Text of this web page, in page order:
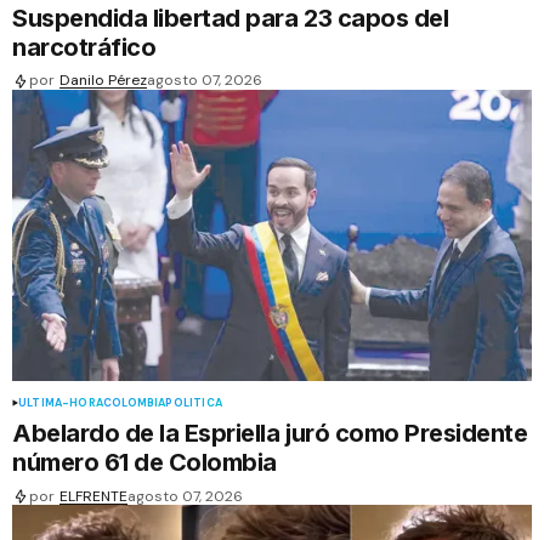
Suspendida libertad para 23 capos del
narcotráfico
por Danilo Pérezagosto 07, 2026
ÚLTIMA-HORACOLOMBIAPOLÍTICA
Abelardo de la Espriella juró como Presidente
número 61 de Colombia
por ELFRENTEagosto 07, 2026